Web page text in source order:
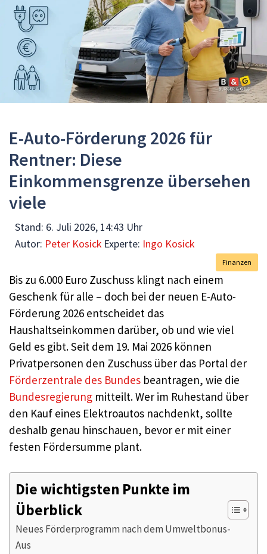
E-Auto-Förderung 2026 für
Rentner: Diese
Einkommensgrenze übersehen
viele
Stand: 6. Juli 2026, 14:43 Uhr
Autor: Peter Kosick Experte: Ingo Kosick
Finanzen
Bis zu 6.000 Euro Zuschuss klingt nach einem
Geschenk für alle – doch bei der neuen E-Auto-
Förderung 2026 entscheidet das
Haushaltseinkommen darüber, ob und wie viel
Geld es gibt. Seit dem 19. Mai 2026 können
Privatpersonen den Zuschuss über das Portal der
Förderzentrale des Bundes beantragen, wie die
Bundesregierung mitteilt. Wer im Ruhestand über
den Kauf eines Elektroautos nachdenkt, sollte
deshalb genau hinschauen, bevor er mit einer
festen Fördersumme plant.
Die wichtigsten Punkte im
Überblick
Neues Förderprogramm nach dem Umweltbonus-
Aus